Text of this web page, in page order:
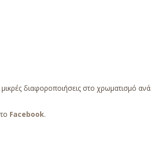
διαφοροποιήσεις στο χρωματισμό ανά
Facebook.